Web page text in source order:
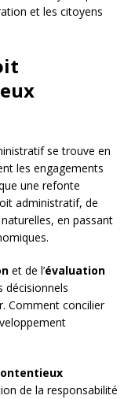
et les citoyens
se trouve en
les engagements
une refonte
administratif, de
en passant
et de l’évaluation
décisionnels
Comment concilier
de la responsabilité